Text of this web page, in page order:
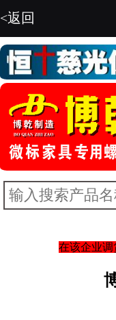
<返回
在该企业调